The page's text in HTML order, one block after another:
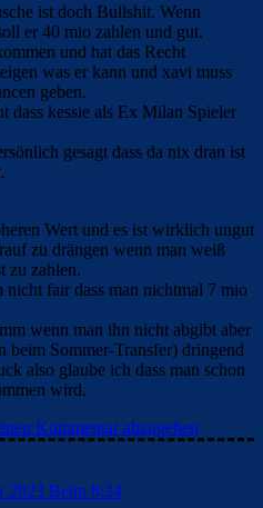
ist doch Bullshit. Wenn
er 40 mio zahlen und gut.
und hat das Recht
was er kann und xavi muss
geben.
dass kessie als Ex Milan Spieler
gesagt dass da nix dran ist
Wert und es ist wirklich ungut
zu drängen wenn man weiß
zu zahlen.
fair dass man nichtmal 7 mio
wenn man ihn nicht abgibt aber
beim Sommer-Transfer) dringend
also glaube ich dass man schon
wird.
Kommentar abzugeben
2023 Beim 8:24